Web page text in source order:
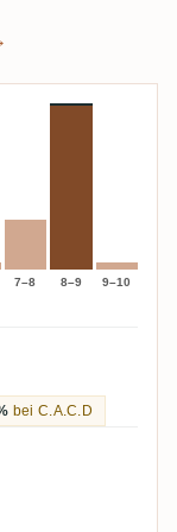
7–8 8–9 9–10
bei C.A.C.D